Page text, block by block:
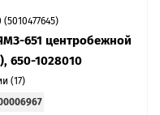
651 центробежной
650-1028010
(17)